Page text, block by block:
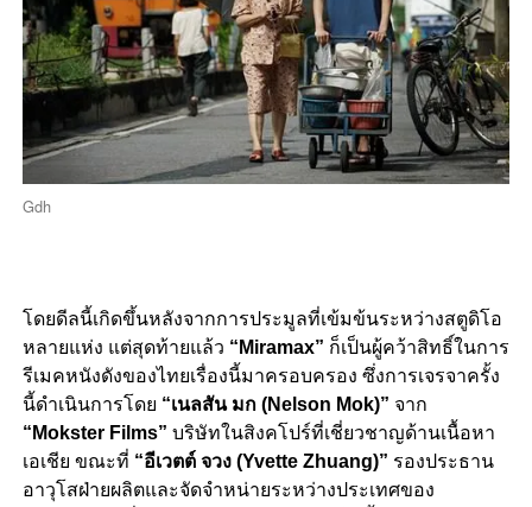
Gdh
โดยดีลนี้เกิดขึ้นหลังจากการประมูลที่เข้มข้นระหว่างสตูดิโอ
หลายแห่ง แต่สุดท้ายแล้ว “Miramax” ก็เป็นผู้คว้าสิทธิ์ในการ
รีเมคหนังดังของไทยเรื่องนี้มาครอบครอง ซึ่งการเจรจาครั้ง
นี้ดำเนินการโดย “เนลสัน มก (Nelson Mok)” จาก
“Mokster Films” บริษัทในสิงคโปร์ที่เชี่ยวชาญด้านเนื้อหา
เอเชีย ขณะที่ “อีเวตต์ จวง (Yvette Zhuang)” รองประธาน
อาวุโสฝ่ายผลิตและจัดจำหน่ายระหว่างประเทศของ